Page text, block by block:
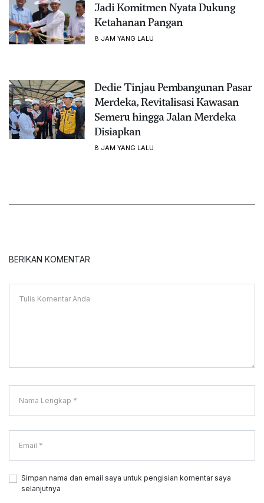
Jadi Komitmen Nyata Dukung
Ketahanan Pangan
8 JAM YANG LALU
Dedie Tinjau Pembangunan Pasar
Merdeka, Revitalisasi Kawasan
Semeru hingga Jalan Merdeka
Disiapkan
8 JAM YANG LALU
BERIKAN KOMENTAR
Simpan nama dan email saya untuk pengisian komentar saya
selanjutnya